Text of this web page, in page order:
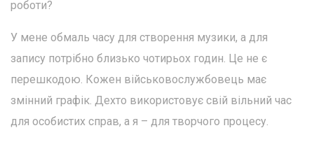
роботи?
У мене обмаль часу для створення музики, а для
запису потрібно близько чотирьох годин. Це не є
перешкодою. Кожен військовослужбовець має
змінний графік. Дехто використовує свій вільний час
для особистих справ, а я – для творчого процесу.